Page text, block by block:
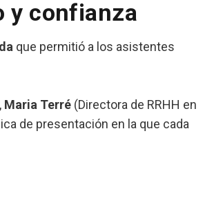
y confianza
que permitió a los asistentes
Maria Terré (Directora de RRHH en
de presentación en la que cada